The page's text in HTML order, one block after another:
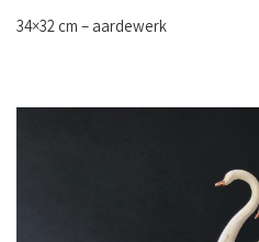
34×32 cm – aardewerk